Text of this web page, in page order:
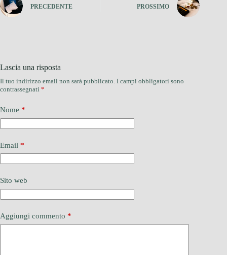
PRECEDENTE PROSSIMO
Lascia una risposta
Il tuo indirizzo email non sarà pubblicato. I campi obbligatori sono
contrassegnati *
Nome *
Email *
Sito web
Aggiungi commento *